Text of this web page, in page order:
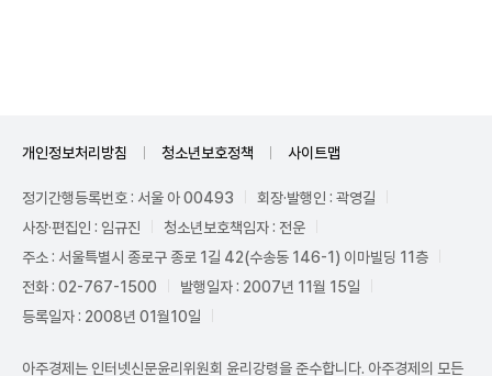
개인정보처리방침 청소년보호정책 사이트맵
정기간행등록번호 : 서울 아 00493
회장·발행인 : 곽영길
사장·편집인 : 임규진
청소년보호책임자 : 전운
주소 : 서울특별시 종로구 종로 1길 42(수송동 146-1) 이마빌딩 11층
전화 : 02-767-1500
발행일자 : 2007년 11월 15일
등록일자 : 2008년 01월10일
아주경제는 인터넷신문윤리위원회 윤리강령을 준수합니다. 아주경제의 모든